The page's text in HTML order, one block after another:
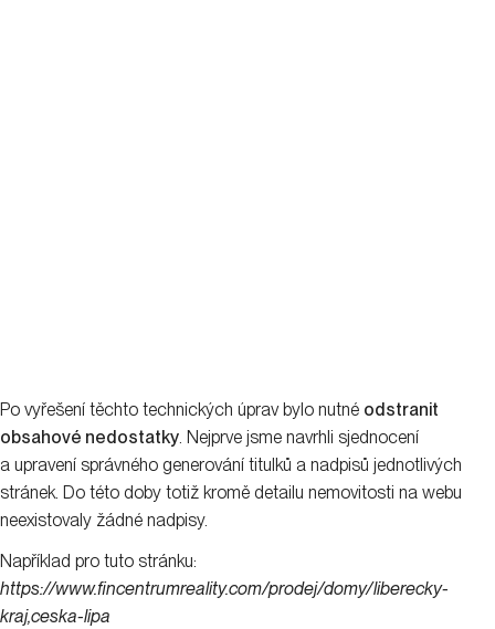
Po vyřešení těchto technických úprav bylo nutné odstranit
obsahové nedostatky. Nejprve jsme navrhli sjednocení
a upravení správného generování titulků a nadpisů jednotlivých
stránek. Do této doby totiž kromě detailu nemovitosti na webu
neexistovaly žádné nadpisy.
Například pro tuto stránku:
https://www.fincentrumreality.com/prodej/domy/liberecky-
kraj,ceska-lipa